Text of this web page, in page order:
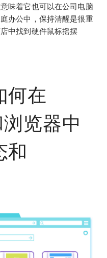
味着它也可以在公司电脑
办公中，保持清醒是很重
中找到硬件鼠标摇摆
何在
览器中
和